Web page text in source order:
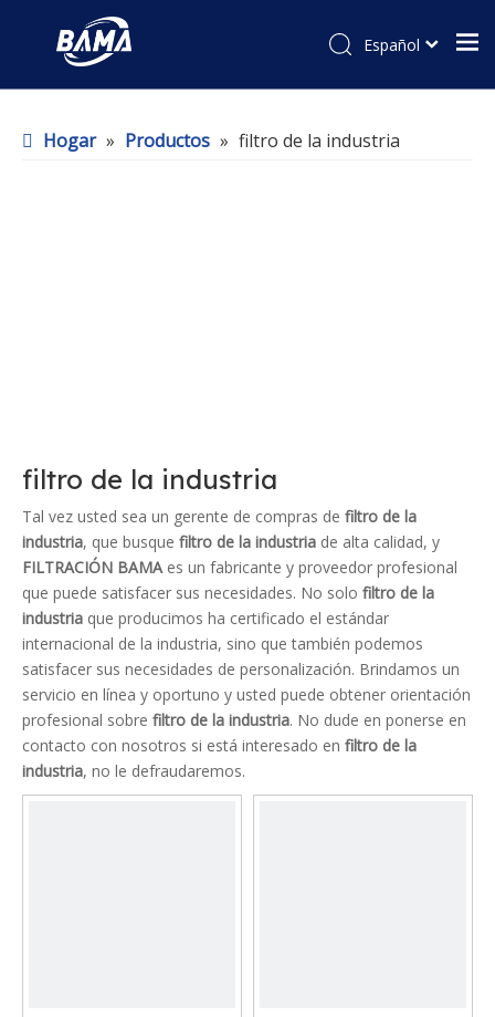
Español
Hogar » Productos » filtro de la industria
filtro de la industria
Tal vez usted sea un gerente de compras de filtro de la
industria, que busque filtro de la industria de alta calidad, y
FILTRACIÓN BAMAes un fabricante y proveedor profesional
que puede satisfacer sus necesidades. No solo filtro de la
industria que producimos ha certificado el estándar
internacional de la industria, sino que también podemos
satisfacer sus necesidades de personalización. Brindamos un
servicio en línea y oportuno y usted puede obtener orientación
profesional sobre filtro de la industria. No dude en ponerse en
contacto con nosotros si está interesado en filtro de la
industria, no le defraudaremos.